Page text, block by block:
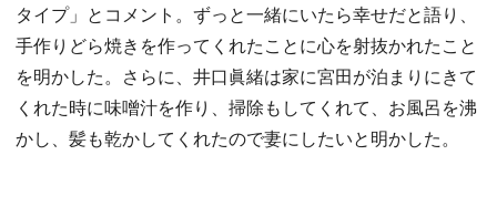
タイプ」とコメント。ずっと一緒にいたら幸せだと語り、
手作りどら焼きを作ってくれたことに心を射抜かれたこと
を明かした。さらに、井口眞緒は家に宮田が泊まりにきて
くれた時に味噌汁を作り、掃除もしてくれて、お風呂を沸
かし、髪も乾かしてくれたので妻にしたいと明かした。